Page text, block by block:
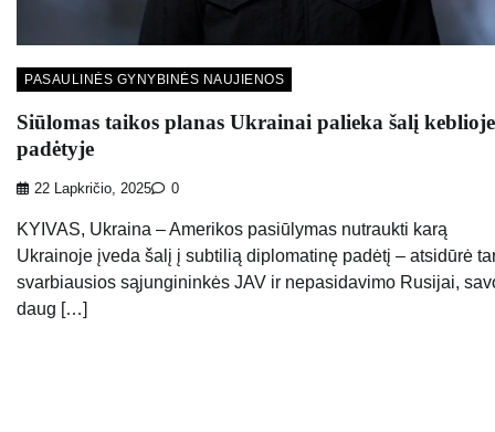
PASAULINĖS GYNYBINĖS NAUJIENOS
Siūlomas taikos planas Ukrainai palieka šalį keblioje
padėtyje
22 Lapkričio, 2025 0
KYIVAS, Ukraina – Amerikos pasiūlymas nutraukti karą
Ukrainoje įveda šalį į subtilią diplomatinę padėtį – atsidūrė
svarbiausios sąjungininkės JAV ir nepasidavimo Rusijai,
daug […]